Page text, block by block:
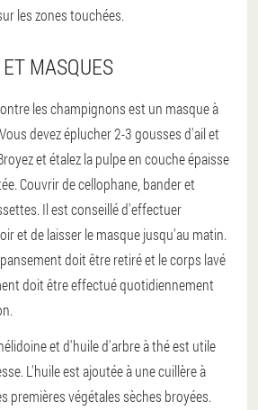
les zones touchées.
MASQUES
les champignons est un masque à
devez éplucher 2-3 gousses d'ail et
et étalez la pulpe en couche épaisse
Couvrir de cellophane, bander et
Il est conseillé d'effectuer
et de laisser le masque jusqu'au matin.
doit être retiré et le corps lavé
doit être effectué quotidiennement
et d'huile d'arbre à thé est utile
L'huile est ajoutée à une cuillère à
premières végétales sèches broyées.